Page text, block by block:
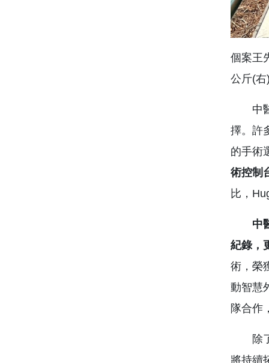
個案王
公斤(
中醫
擇。許
的手術
術控制
比，
中醫
紀錄，
術，榮
動智慧
隊合作
除了
將持續